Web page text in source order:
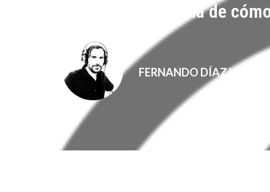
Estonia, paradigma de
FERNANDO DÍAZ